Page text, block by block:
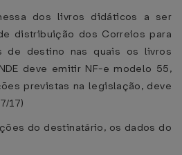
dos livros didáticos a ser
distribuição dos Correios para
de destino nas quais os livros
deve emitir NF-e modelo 55,
previstas na legislação, deve
17)
do destinatário, os dados do